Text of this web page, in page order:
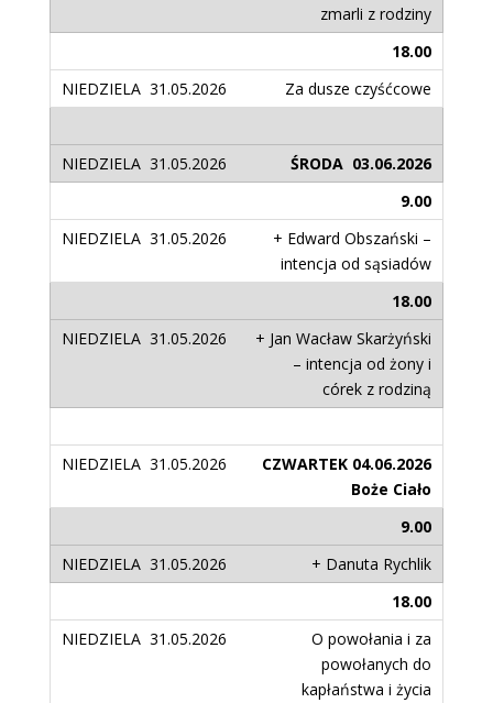
zmarli z rodziny
18.00
Za dusze czyśćcowe
ŚRODA 03.06.2026
9.00
+ Edward Obszański –
intencja od sąsiadów
18.00
+ Jan Wacław Skarżyński
– intencja od żony i
córek z rodziną
CZWARTEK 04.06.2026
Boże Ciało
9.00
+ Danuta Rychlik
18.00
O powołania i za
powołanych do
kapłaństwa i życia